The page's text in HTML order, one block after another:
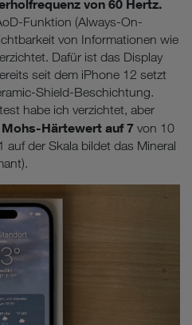
von 60 Hertz.
Funktion (Always-On-
von Informationen wie
Dafür ist das Display
seit dem iPhone 12 setzt
Shield-Beschichtung.
habe ich verzichtet, aber
Mohs-Härtewert auf 7 von 10
auf der Skala bildet das Mineral
wählen, dann sind für
die zur Funktion dieser